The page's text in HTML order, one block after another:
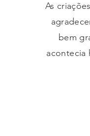
As
bem
acontecia